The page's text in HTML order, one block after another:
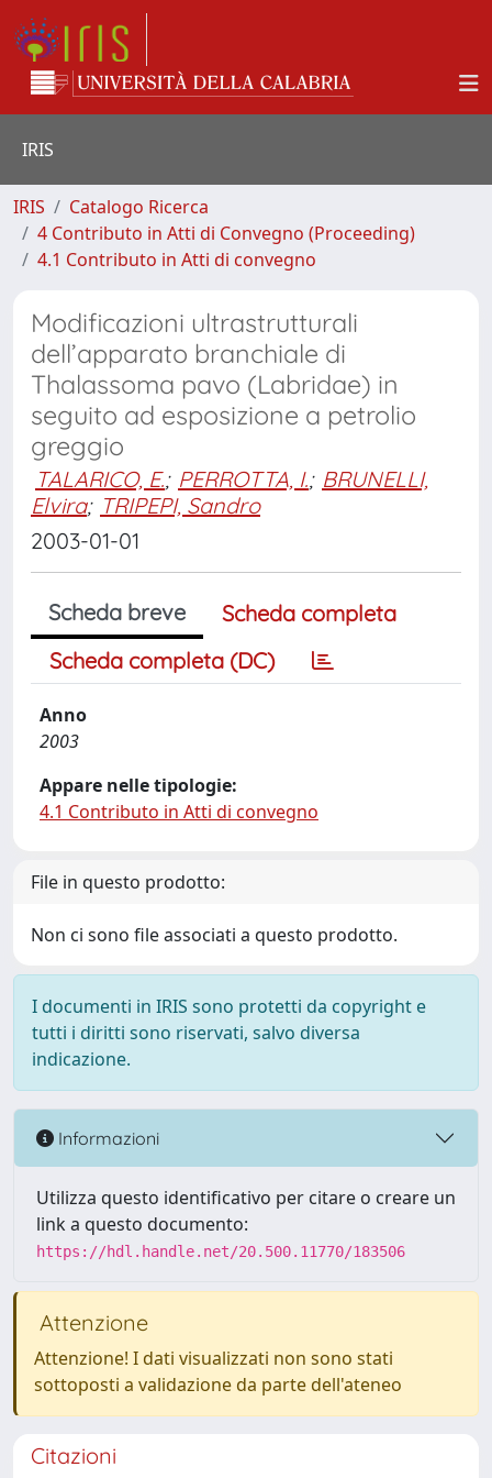
IRIS
IRIS
Catalogo Ricerca
4 Contributo in Atti di Convegno (Proceeding)
4.1 Contributo in Atti di convegno
Modificazioni ultrastrutturali
dell’apparato branchiale di
Thalassoma pavo (Labridae) in
seguito ad esposizione a petrolio
greggio
TALARICO, E.; PERROTTA, I.; BRUNELLI,
Elvira; TRIPEPI, Sandro
2003-01-01
Scheda breve
Scheda completa
Scheda completa (DC)
Anno
2003
Appare nelle tipologie:
4.1 Contributo in Atti di convegno
File in questo prodotto:
Non ci sono file associati a questo prodotto.
I documenti in IRIS sono protetti da copyright e
tutti i diritti sono riservati, salvo diversa
indicazione.
Informazioni
Utilizza questo identificativo per citare o creare un
link a questo documento:
https://hdl.handle.net/20.500.11770/183506
Attenzione
Attenzione! I dati visualizzati non sono stati
sottoposti a validazione da parte dell'ateneo
Citazioni